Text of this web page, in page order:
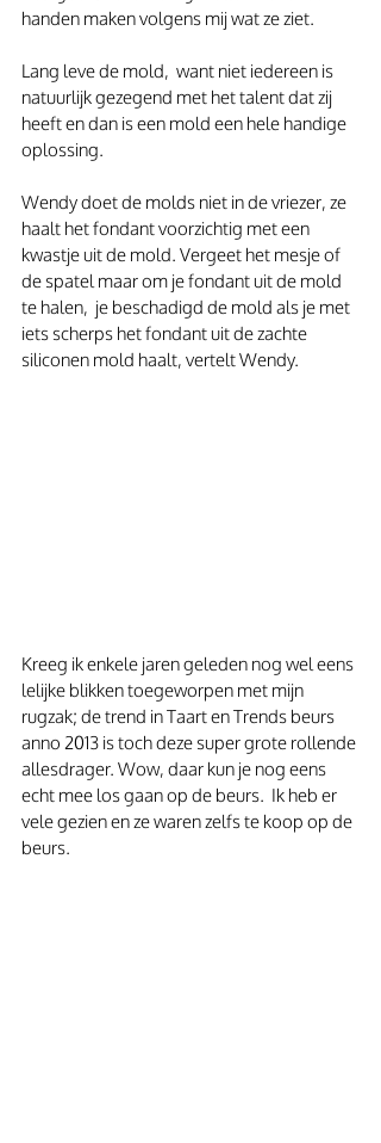
handen maken volgens mij wat ze ziet.
Lang leve de mold,  want niet iedereen is
natuurlijk gezegend met het talent dat zij
heeft en dan is een mold een hele handige
oplossing.
Wendy doet de molds niet in de vriezer, ze
haalt het fondant voorzichtig met een
kwastje uit de mold. Vergeet het mesje of
de spatel maar om je fondant uit de mold
te halen,  je beschadigd de mold als je met
iets scherps het fondant uit de zachte
siliconen mold haalt, vertelt Wendy.
Kreeg ik enkele jaren geleden nog wel eens
lelijke blikken toegeworpen met mijn
rugzak; de trend in Taart en Trends beurs
anno 2013 is toch deze super grote rollende
allesdrager. Wow, daar kun je nog eens
echt mee los gaan op de beurs.  Ik heb er
vele gezien en ze waren zelfs te koop op de
beurs.